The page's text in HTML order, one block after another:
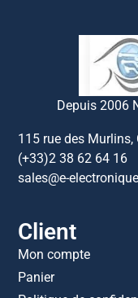
Depuis 2006
115 rue des Murlins,
(+33)2 38 62 64 16
sales@e-
Client
Mon compte
Panier